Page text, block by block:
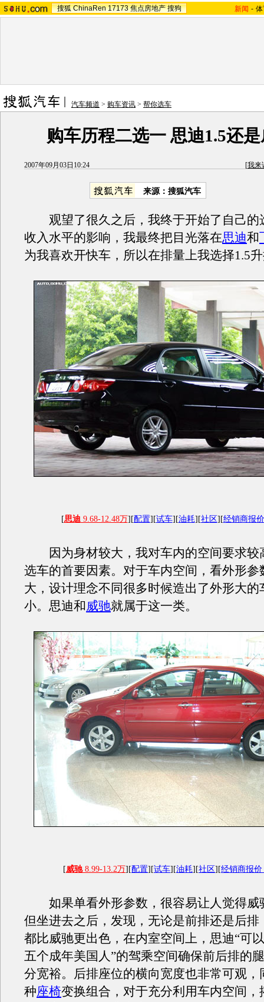
搜狐 ChinaRen 17173 焦点房地产 搜狗 新闻 -
汽车频道 > 购车资讯 > 帮你选车
购车历程二选一 思迪1.5还
2007年09月03日10:24 [我来
来源：搜狐汽车
观望了很久之后，我终于开始了自己的
收入水平的影响，我最终把目光落在思迪和
为我喜欢开快车，所以在排量上我选择1.5
[思迪9.68-12.48万][配置][试车][油耗][社区][经销商报
因为身材较大，我对车内的空间要求较
选车的首要因素。对于车内空间，看外形参
大，设计理念不同很多时候造出了外形大的
小。思迪和威驰就属于这一类。
[威驰8.99-13.2万][配置][试车][油耗][社区][经销商报价
如果单看外形参数，很容易让人觉得威
但坐进去之后，发现，无论是前排还是后排
都比威驰更出色，在内室空间上，思迪“可
五个成年美国人”的驾乘空间确保前后排的
分宽裕。后排座位的横向宽度也非常可观，
种座椅变换组合，对于充分利用车内空间，